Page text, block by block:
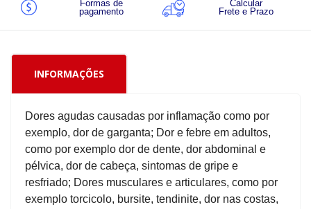
Formas de
pagamento
Calcular
Frete e Prazo
INFORMAÇÕES
Dores agudas causadas por inflamação como por
exemplo, dor de garganta; Dor e febre em adultos,
como por exemplo dor de dente, dor abdominal e
pélvica, dor de cabeça, sintomas de gripe e
resfriado; Dores musculares e articulares, como por
exemplo torcicolo, bursite, tendinite, dor nas costas,